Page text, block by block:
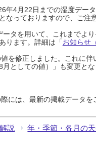
4月22日までの湿度デー
なっておりますので、ご注
タを用いて、これまでよ
ります。詳細は「お知らせ
を修正しました。これに
としての値）」も変更と
には、最新の掲載データを
説 年・季節・各月の